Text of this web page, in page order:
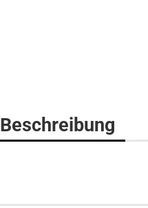
Beschreibung